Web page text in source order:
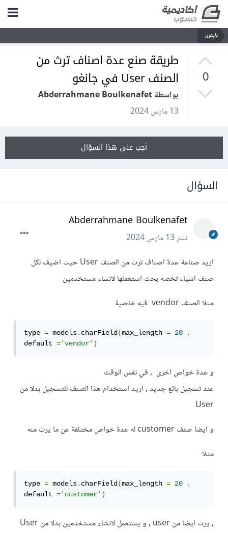
بايثون
0
طريقة صنع عدة اصناف ترث من
الصنف User في جانغو
بواسطة Abderrahmane Boulkenafet
13 مارس 2024
أجب على هذا السؤال
السؤال
Abderrahmane Boulkenafet
نشر13 مارس 2024
اريد صناعة عدة اصناف ترث من الصنف User حيث اضيف لكل
صنف اشياء تخصه بحث استعملها لانشاء مستخدمين
مثلا الصنف vendor فيه خاصية
type = models.charField(max_length = 20
,
default ='vendor')
و عدة خواص اخرى , في نفس الوقت
عند تسجيل بائع جديد , اريد استخدام هذا الصنف للتسجيل بدلا من
User
و ايضا صنف customer له عدة خواص مختلفة عن ما يرث منه
مثلا
type = models.charField(max_length = 20
,
default ='customer')
, يرث ايضا من user , و يستعمل لانشاء مستخدمين بدلا من User